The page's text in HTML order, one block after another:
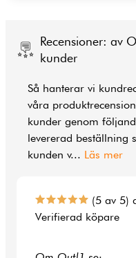
Recensioner: av
kunder
Så hanterar vi
våra
kunder genom
levererad beställning
kunden v... Läs mer
(5 av 5)
Verifierad köpare